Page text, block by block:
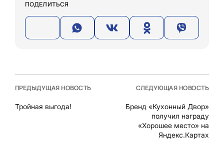
ПОДЕЛИТЬСЯ
ПРЕДЫДУЩАЯ НОВОСТЬ
Тройная выгода!
СЛЕДУЮЩАЯ НОВОСТЬ
Бренд «Кухонный Двор»
получил награду
«Хорошее место» на
Яндекс.Картах